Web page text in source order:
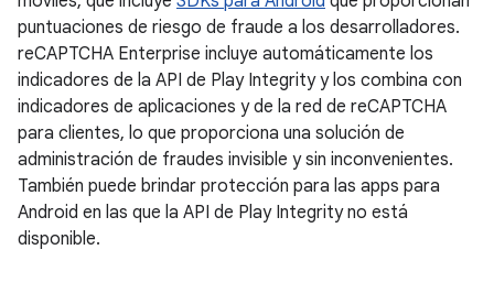
puntuaciones de riesgo de fraude a los desarrolladores.
reCAPTCHA Enterprise incluye automáticamente los
indicadores de la API de Play Integrity y los combina con
indicadores de aplicaciones y de la red de reCAPTCHA
para clientes, lo que proporciona una solución de
administración de fraudes invisible y sin inconvenientes.
También puede brindar protección para las apps para
Android en las que la API de Play Integrity no está
disponible.